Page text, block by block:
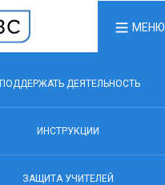
МЕНЮ
ПОДДЕРЖАТЬ ДЕЯТЕЛЬНОСТЬ
ИНСТРУКЦИИ
ЗАЩИТА УЧИТЕЛЕЙ